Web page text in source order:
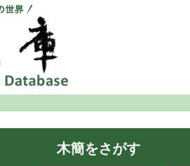
木簡をさがす